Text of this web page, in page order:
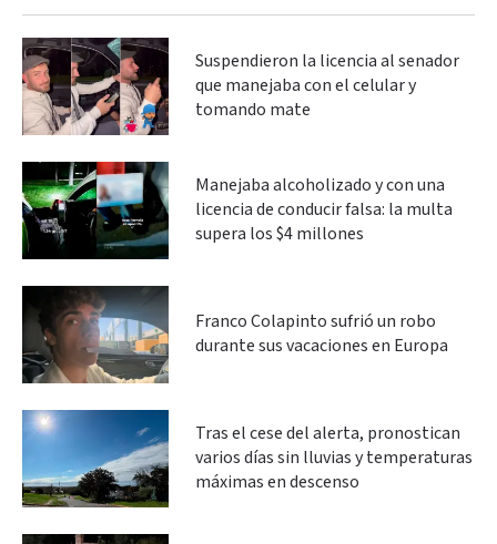
Suspendieron la licencia al senador
que manejaba con el celular y
tomando mate
Manejaba alcoholizado y con una
licencia de conducir falsa: la multa
supera los $4 millones
Franco Colapinto sufrió un robo
durante sus vacaciones en Europa
Tras el cese del alerta, pronostican
varios días sin lluvias y temperaturas
máximas en descenso